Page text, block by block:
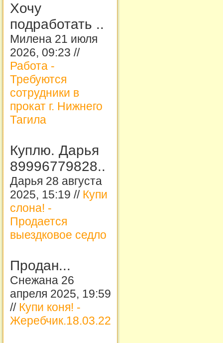
Хочу
подработать ..
Милена 21 июля
2026, 09:23 //
Работа -
Требуются
сотрудники в
прокат г. Нижнего
Тагила
Куплю. Дарья
89996779828..
Дарья 28 августа
2025, 15:19 // Купи
слона! -
Продается
выездковое седло
Продан...
Снежана 26
апреля 2025, 19:59
// Купи коня! -
Жеребчик.18.03.22